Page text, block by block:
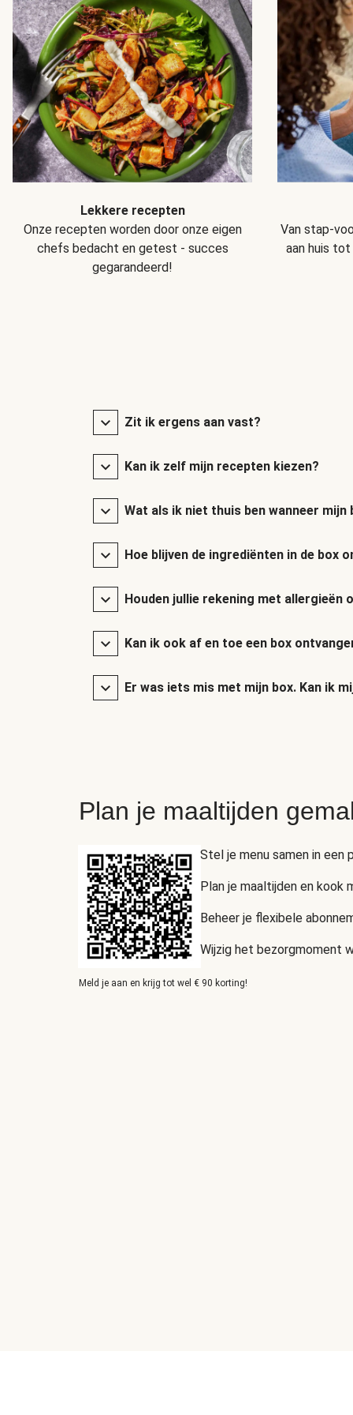
Lekkere recepten
Onze recepten worden door onze eigen
chefs bedacht en getest - succes
gegarandeerd!
Van stap-
aan huis tot
Zit ik ergens aan vast?
Kan ik zelf mijn recepten kiezen?
Wat als ik niet thuis ben wanneer
Hoe blijven de ingrediënten in de box
Houden jullie rekening met allergieën
Kan ik ook af en toe een box
Er was iets mis met mijn box. Kan ik
Plan je maaltijden
Stel je menu samen in een
Plan je maaltijden en kook
Beheer je flexibele
Wijzig het bezorgmoment
Meld je aan en krijg tot wel € 90 korting!